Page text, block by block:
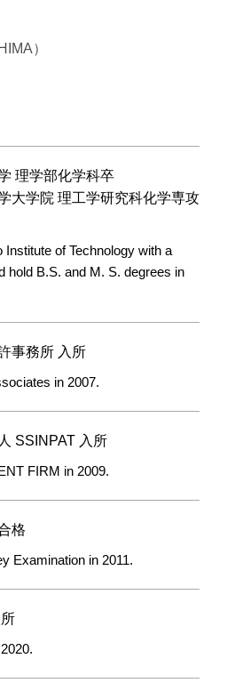
）
理学部化学科卒
大学院 理工学研究科化学専攻
Institute of Technology with a
hold B.S. and M. S. degrees in
事務所 入所
in 2007.
SSINPAT 入所
FIRM in 2009.
格
Examination in 2011.